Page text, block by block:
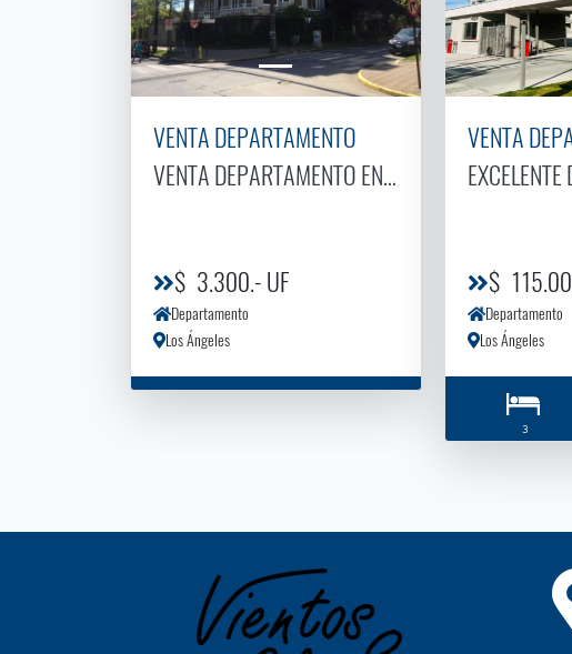
VENTA DEPARTAMENTO
VENTA DEPARTAMENTO EN EDIFICIO
$ 3.300.- UF
Departamento
Los Ángeles
VENTA
$
Departamento
Los Ángeles
3